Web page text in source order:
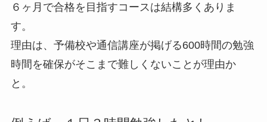
６ヶ月で合格を目指すコースは結構多くありま
す。
理由は、予備校や通信講座が掲げる600時間の勉強
時間を確保がそこまで難しくないことが理由か
と。